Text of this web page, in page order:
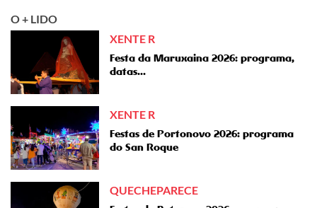
O + LIDO
XENTE R
Festa da Maruxaina 2026: programa,
datas...
XENTE R
Festas de Portonovo 2026: programa
do San Roque
QUECHEPARECE